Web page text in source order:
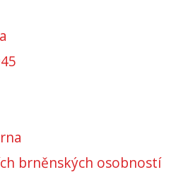
brněnských osobností